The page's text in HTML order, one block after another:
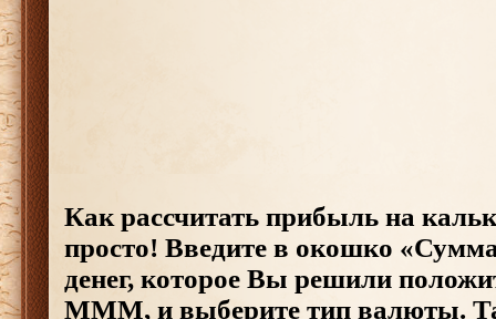
Как рассчитать прибыль на
просто! Введите в окошко
денег, которое Вы решили
МММ, и выберите тип валюты.